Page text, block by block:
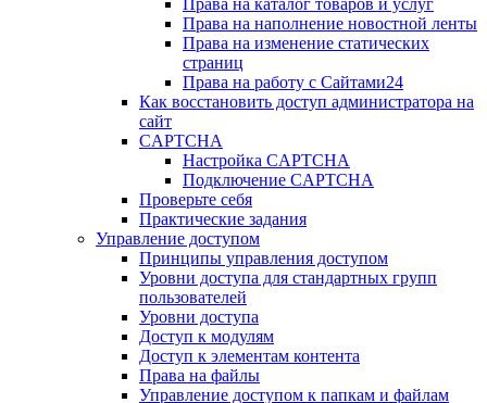
Права на каталог товаров и услуг
Права на наполнение новостной ленты
Права на изменение статических
страниц
Права на работу с Сайтами24
Как восстановить доступ администратора на
сайт
CAPTCHA
Настройка CAPTCHA
Подключение CAPTCHA
Проверьте себя
Практические задания
Управление доступом
Принципы управления доступом
Уровни доступа для стандартных групп
пользователей
Уровни доступа
Доступ к модулям
Доступ к элементам контента
Права на файлы
Управление доступом к папкам и файлам